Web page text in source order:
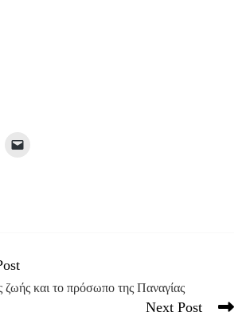
και το πρόσωπο της Παναγίας
Next Post